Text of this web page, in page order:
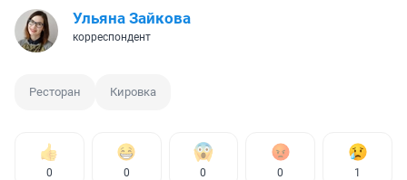
Ульяна Зайкова
корреспондент
Ресторан Кировка
0 0 0 0 1